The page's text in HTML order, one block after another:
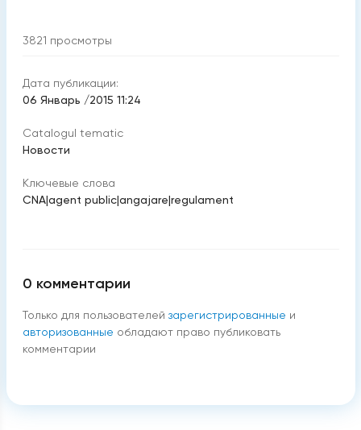
3821 просмотры
Дата публикации:
06 Январь /2015 11:24
Catalogul tematic
Новости
Ключевые слова
CNA|agent public|angajare|regulament
0 комментарии
Только для пользователей зарегистрированные и
авторизованные обладают право публиковать
комментарии